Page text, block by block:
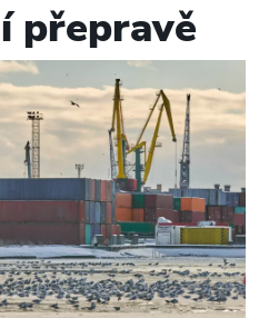
přepravě